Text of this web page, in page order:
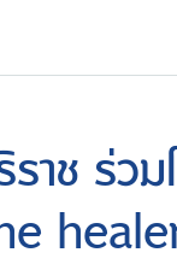
ช ร่วม